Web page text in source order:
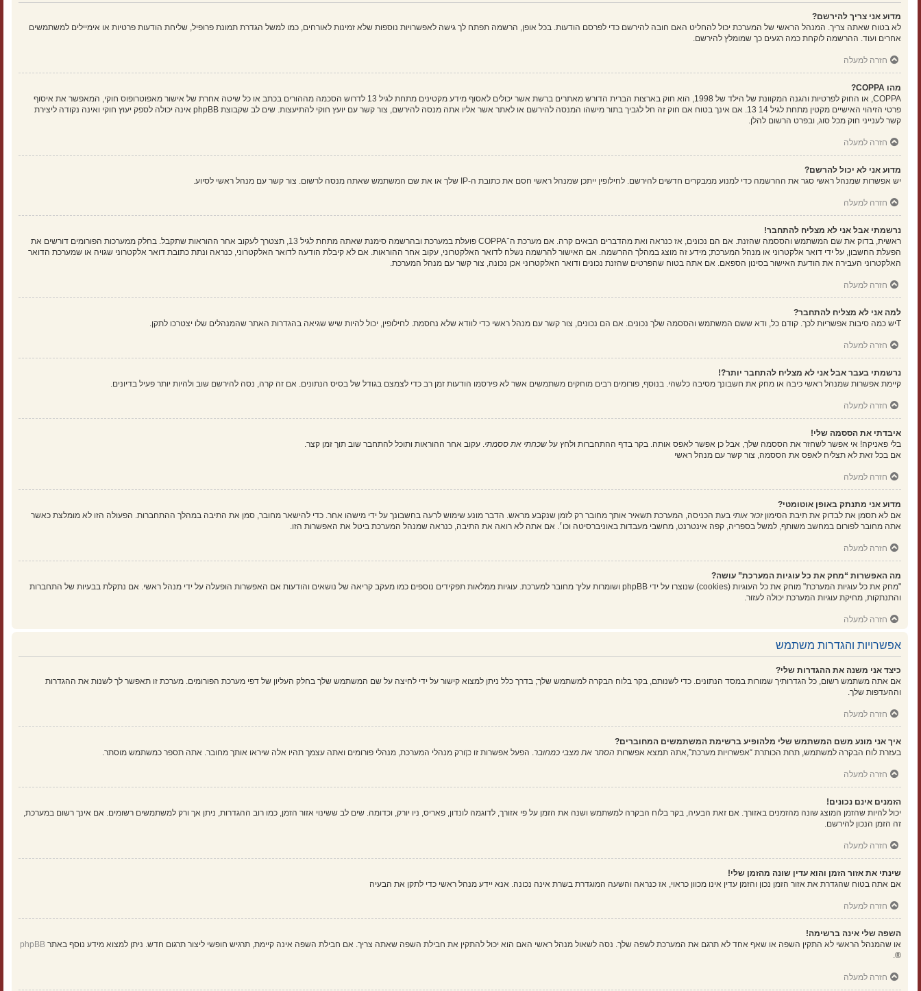
מדוע אני צריך להירשם?
לא בטוח שאתה צריך. המנהל הראשי של המערכת יכול להחליט האם חובה להירשם כדי לפרסם הודעות. בכל אופן, הרשמה תפתח לך גישה לאפשרויות נוספות שלא זמינות לאורחים, כמו למשל הגדרת תמונת פרופיל, שליחת הודעות פרטיות או אימיילים למשתמשים
אחרים ועוד. ההרשמה לוקחת כמה רגעים כך שמומלץ להירשם.
חזרה למעלה
מהו COPPA?
COPPA, או החוק לפרטיות והגנה המקוונת של הילד של 1998, הוא חוק בארצות הברית הדורש מאתרים ברשת אשר יכולים לאסוף מידע מקטינים מתחת לגיל 13 לדרוש הסכמה מההורים בכתב או כל שיטה אחרת של אישור מאפוטרופוס חוקי, המאפשר את איסוף
פרטי הזיהוי האישיים מקטין מתחת לגיל 14 13. אם אינך בטוח אם חוק זה חל לגביך בתור מישהו המנסה להירשם או לאתר אשר אליו אתה מנסה להירשם, צור קשר עם יועץ חוקי להתיעצות. שים לב שקבוצת phpBB אינה יכולה לספק יעוץ חוקי ואינה נקודה ליצירת
קשר לענייני חוק מכל סוג, ובפרט הרשום להלן.
חזרה למעלה
מדוע אני לא יכול להרשם?
יש אפשרות שמנהל ראשי סגר את ההרשמה כדי למנוע ממבקרים חדשים להירשם. לחילופין ייתכן שמנהל ראשי חסם את כתובת ה-IP שלך או את שם המשתמש שאתה מנסה לרשום. צור קשר עם מנהל ראשי לסיוע.
חזרה למעלה
נרשמתי אבל אני לא מצליח להתחבר!
ראשית, בדוק את שם המשתמש והססמה שהזנת. אם הם נכונים, אז כנראה ואת מהדברים הבאים קרה. אם מערכת ה־COPPA פועלת במערכת ובהרשמה סימנת שאתה מתחת לגיל 13, תצטרך לעקוב אחר ההוראות שתקבל. בחלק ממערכות הפורומים דורשים את
הפעלת החשבון, על ידי דואר אלקטרוני או מנהל המערכת; מידע זה מוצג במהלך ההרשמה. אם האישור להרשמה נשלח לדואר האלקטרוני, עקוב אחר ההוראות. אם לא קיבלת הודעה לדואר האלקטרוני, כנראה ונתת כתובת דואר אלקטרוני שגויה או שמערכת הדואר
האלקטרוני העבירה את הודעת האישור בסינון הספאם. אם אתה בטוח שהפרטים שהזנת נכונים ודואר האלקטרוני אכן נכונה, צור קשר עם מנהל המערכת.
חזרה למעלה
למה אני לא מצליח להתחבר?
Tיש כמה סיבות אפשריות לכך. קודם כל, ודא ששם המשתמש והססמה שלך נכונים. אם הם נכונים, צור קשר עם מנהל ראשי כדי לוודא שלא נחסמת. לחילופין, יכול להיות שיש שגיאה בהגדרות האתר שהמנהלים שלו יצטרכו לתקן.
חזרה למעלה
נרשמתי בעבר אבל אני לא מצליח להתחבר יותר?!
קיימת אפשרות שמנהל ראשי כיבה או מחק את חשבונך מסיבה כלשהי. בנוסף, פורומים רבים מוחקים משתמשים אשר לא פירסמו הודעות זמן רב כדי לצמצם בגודל של בסיס הנתונים. אם זה קרה, נסה להירשם שוב ולהיות יותר פעיל בדיונים.
חזרה למעלה
איבדתי את הססמה שלי!
בלי פאניקה! אי אפשר לשחזר את הססמה שלך, אבל כן אפשר לאפס אותה. בקר בדף ההתחברות ולחץ על שכחתי את ססמתי. עקוב אחר ההוראות ותוכל להתחבר שוב תוך זמן קצר.
אם בכל זאת לא תצליח לאפס את הססמה, צור קשר עם מנהל ראשי
חזרה למעלה
מדוע אני מתנתק באופן אוטומטי?
אם לא תסמן את לבדוק את תיבת הסימוןזכור אותי בעת הכניסה, המערכת תשאיר אותך מחובר רק לזמן שנקבע מראש. הדבר מונע שימוש לרעה בחשבונך על ידי מישהו אחר. כדי להישאר מחובר, סמן את התיבה במהלך ההתחברות. הפעולה הזו לא מומלצת כאשר
אתה מחובר לפורום במחשב משותף, למשל בספריה, קפה אינטרנט, מחשבי מעבדות באוניברסיטה וכו׳. אם אתה לא רואה את התיבה, כנראה שמנהל המערכת ביטל את האפשרות הזו.
חזרה למעלה
מה האפשרות “מחק את כל עוגיות המערכת” עושה?
"מחק את כל עוגיות המערכת" מוחק את כל העוגיות (cookies) שנוצרו על ידי phpBB ושומרות עליך מחובר למערכת. עוגיות ממלאות תפקידים נוספים כמו מעקב קריאה של נושאים והודעות אם האפשרות הופעלה על ידי מנהל ראשי. אם נתקלת בבעיות של התחברות
והתנתקות, מחיקת עוגיות המערכת יכולה לעזור.
חזרה למעלה
אפשרויות והגדרות משתמש
כיצד אני משנה את ההגדרות שלי?
אם אתה משתמש רשום, כל הגדרותיך שמורות במסד הנתונים. כדי לשנותם, בקר בלוח הבקרה למשתמש שלך; בדרך כלל ניתן למצוא קישור על ידי לחיצה על שם המשתמש שלך בחלק העליון של דפי מערכת הפורומים. מערכת זו תאפשר לך לשנות את ההגדרות
וההעדפות שלך.
חזרה למעלה
איך אני מונע משם המשתמש שלי מלהופיע ברשימת המשתמשים המחוברים?
בעזרת לוח הבקרה למשתמש, תחת הכותרת “אפשרויות מערכת”,אתה תמצא אפשרות הסתר את מצבי כמחובר. הפעל אפשרות זו כןורק מנהלי המערכת, מנהלי פורומים ואתה עצמך תהיו אלה שיראו אותך מחובר. אתה תספר כמשתמש מוסתר.
חזרה למעלה
הזמנים אינם נכונים!
יכול להיות שהזמן המוצג שונה מהזמנים באזורך. אם זאת הבעיה, בקר בלוח הבקרה למשתמש ושנה את הזמן על פי אזורך, לדוגמה לונדון, פאריס, ניו יורק, וכדומה. שים לב ששינוי אזור הזמן, כמו רוב ההגדרות, ניתן אך ורק למשתמשים רשומים. אם אינך רשום במערכת,
זה הזמן הנכון להירשם.
חזרה למעלה
שינתי את אזור הזמן והוא עדין שונה מהזמן שלי!
אם אתה בטוח שהגדרת את אזור הזמן נכון והזמן עדין אינו מכוון כראוי, אז כנראה והשעה המוגדרת בשרת אינה נכונה. אנא יידע מנהל ראשי כדי לתקן את הבעיה
חזרה למעלה
השפה שלי אינה ברשימה!
או שהמנהל הראשי לא התקין השפה או שאף אחד לא תרגם את המערכת לשפה שלך. נסה לשאול מנהל ראשי האם הוא יכול להתקין את חבילת השפה שאתה צריך. אם חבילת השפה אינה קיימת, תרגיש חופשי ליצור תרגום חדש. ניתן למצוא מידע נוסף באתר phpBB
®.
חזרה למעלה